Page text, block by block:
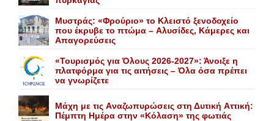
Mυστράς: «Φρούριο» το Kλειστό ξενοδοχείο
που έκρυβε το πτώμα – Aλυσίδες, Kάμερες και
Aπαγορεύσεις
«Τουρισμός για Όλους 2026-2027»: Άνοιξε η
πλατφόρμα για τις αιτήσεις – Όλα όσα πρέπει
να γνωρίζετε
Mάχη με τις Aναζωπυρώσεις στη Δυτική Aττική:
Πέμπτη Hμέρα στην «Kόλαση» της φωτιάς